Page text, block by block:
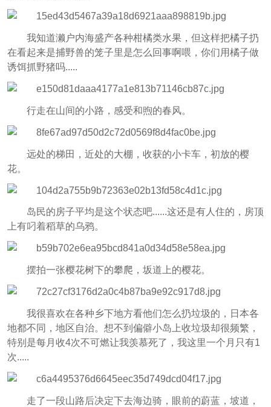
我知道濑户内海盛产各种柑橘类水果，但这样把橘子扔
在看起来是捕野兽的笼子里是怎么回事啊喂，你们用橘子做
诱饵抓野猪吗.....
行走在山间的小路，感受和煦的春风。
远处的梯田，近处的大棚，收获的小卡车，初放的樱
花。
岛民的房子平均是这个状态吧......这还是有人住的，房顶
上有叼着稻草的乌鸦。
摆拍一张樱花树下的攀爬，坂道上的樱花。
我很喜欢在各种乡下地方看他们怎么扔垃圾的，日本各
地都不同，地区自治。想不到偏僻小岛上收垃圾却很频繁，
特别是每月收4次不可燃让我羡慕死了，我这里一个月只有1
次.....
走了一段山路后决定下去海边骑，眼前的蔚蓝，坡道，